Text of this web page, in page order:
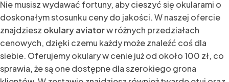
Nie musisz wydawać fortuny, aby cieszyć się okularami o
doskonałym stosunku ceny do jakości. W naszej ofercie
znajdziesz okulary aviatorw różnych przedziałach
cenowych, dzięki czemu każdy może znaleźć coś dla
siebie. Oferujemy okulary w cenie już od około 100 zł, co
sprawia, że są one dostępne dla szerokiego grona